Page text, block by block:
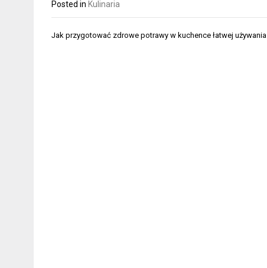
Posted in Kulinaria
Nawigacja
Jak przygotować zdrowe potrawy w kuchence łatwej używania